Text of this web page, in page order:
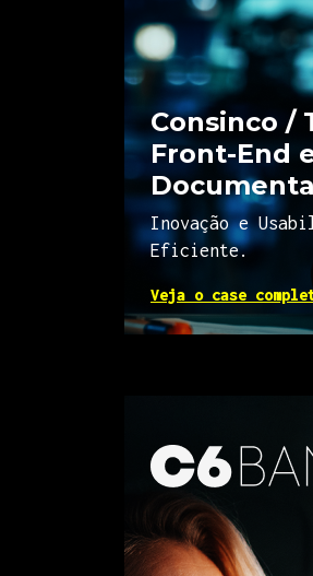
Consinco /
Front-End
Inovação e
Eficiente.
Veja o case